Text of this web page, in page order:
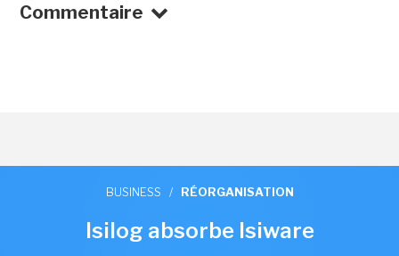
Commentaire
BUSINESS / RÉORGANISATION
Isilog absorbe Isiware